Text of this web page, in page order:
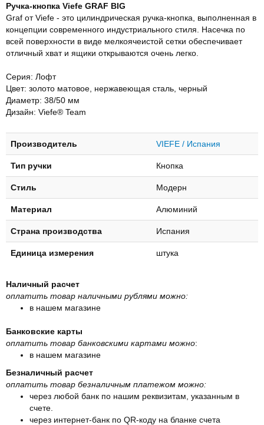
Ручка-кнопка Viefe GRAF BIG
Graf от Viefe - это цилиндрическая ручка-кнопка, выполненная в
концепции современного индустриального стиля. Насечка по
всей поверхности в виде мелкоячеистой сетки обеспечивает
отличный хват и ящики открываются очень легко.
Серия: Лофт
Цвет: золото матовое, нержавеющая сталь, черный
Диаметр: 38/50 мм
Дизайн: Viefe® Team
Производитель VIEFE / Испания
Тип ручки Кнопка
Стиль Модерн
Материал Алюминий
Страна производства Испания
Единица измерения штука
Наличный расчет
оплатить товар наличными рублями можно:
в нашем магазине
Банковские карты
оплатить товар банковскими картами можно:
в нашем магазине
Безналичный расчет
оплатить товар безналичным платежом можно:
через любой банк по нашим реквизитам, указанным в
счете.
через интернет-банк по QR-коду на бланке счета